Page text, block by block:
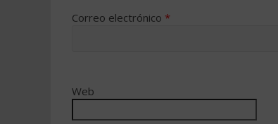
Correo electrónico *
Web